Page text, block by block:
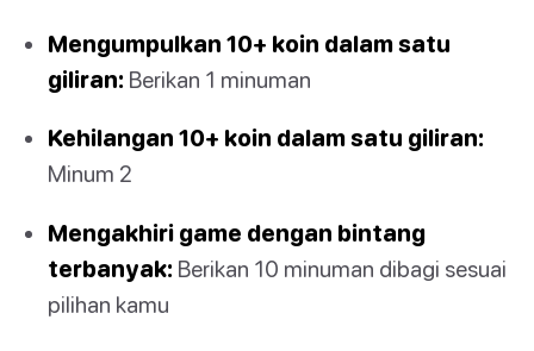
Mengumpulkan 10+ koin dalam satu
giliran: Berikan 1 minuman
Kehilangan 10+ koin dalam satu giliran:
Minum 2
Mengakhiri game dengan bintang
terbanyak: Berikan 10 minuman dibagi sesuai
pilihan kamu